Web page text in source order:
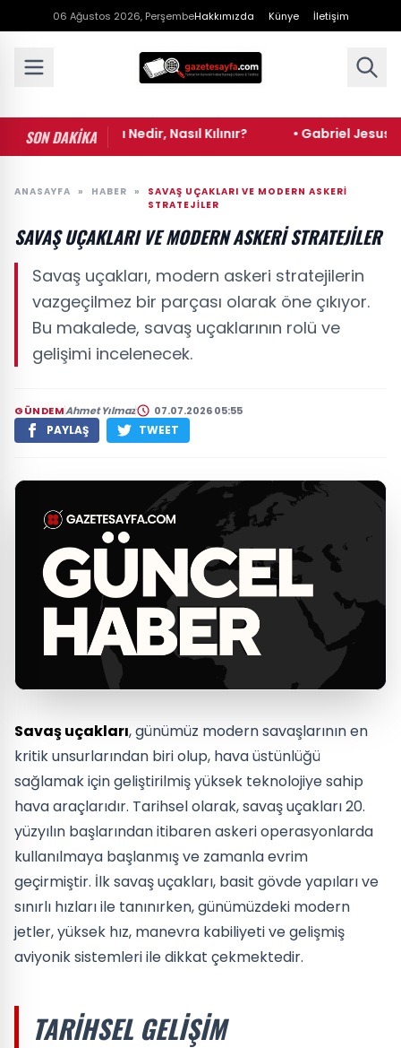
06 Ağustos 2026, PerşembeHakkımızda Künye İletişim
SON DAKİKA
Namazı Nedir, Nasıl Kılınır? • Gabriel Jesus'un
ANASAYFA » HABER »
SAVAŞ UÇAKLARI VE MODERN ASKERI
STRATEJILER
SAVAŞ UÇAKLARI VE MODERN ASKERI STRATEJILER
Savaş uçakları, modern askeri stratejilerin
vazgeçilmez bir parçası olarak öne çıkıyor.
Bu makalede, savaş uçaklarının rolü ve
gelişimi incelenecek.
GÜNDEMAhmet Yılmaz 07.07.2026 05:55
PAYLAŞ TWEET
Savaş uçakları, günümüz modern savaşlarının en
kritik unsurlarından biri olup, hava üstünlüğü
sağlamak için geliştirilmiş yüksek teknolojiye sahip
hava araçlarıdır. Tarihsel olarak, savaş uçakları 20.
yüzyılın başlarından itibaren askeri operasyonlarda
kullanılmaya başlanmış ve zamanla evrim
geçirmiştir. İlk savaş uçakları, basit gövde yapıları ve
sınırlı hızları ile tanınırken, günümüzdeki modern
jetler, yüksek hız, manevra kabiliyeti ve gelişmiş
aviyonik sistemleri ile dikkat çekmektedir.
TARIHSEL GELIŞIM